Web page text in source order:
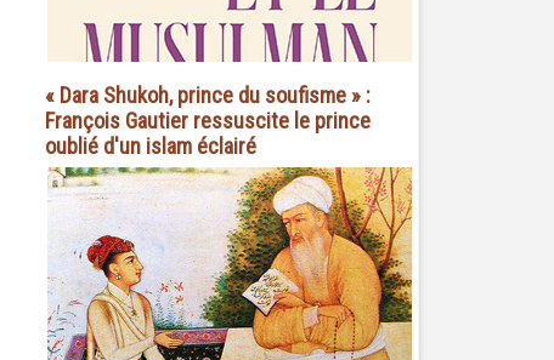
« Dara Shukoh, prince du soufisme » :
François Gautier ressuscite le prince
oublié d'un islam éclairé